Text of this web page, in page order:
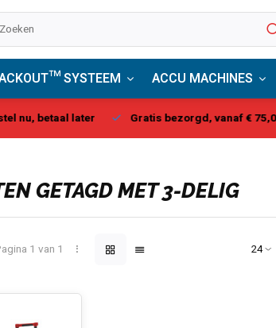
SYSTEEM ACCU MACHINES
nu, betaal later Gratis bezorgd, vanaf € 75,00
GETAGD MET 3-DELIG
1 van 1